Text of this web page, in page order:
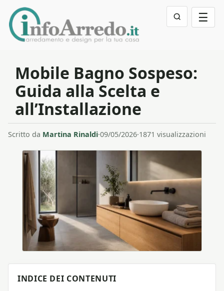
☰
Mobile Bagno Sospeso:
Guida alla Scelta e
all’Installazione
Scritto da Martina Rinaldi·09/05/2026·1871 visualizzazioni
INDICE DEI CONTENUTI